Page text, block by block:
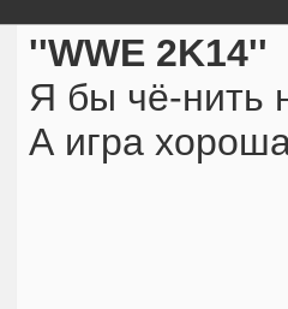
''WWE 2K14''
Я бы чё-нить
А игра